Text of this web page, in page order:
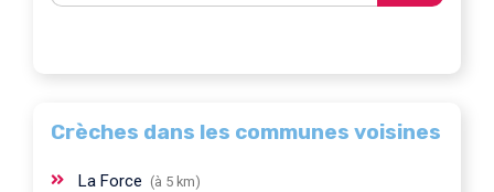
Crèches dans les communes voisines
La Force (à 5 km)